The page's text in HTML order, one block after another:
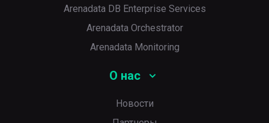
Arenadata DB Enterprise Services
Arenadata Orchestrator
Arenadata Monitoring
О нас
Новости